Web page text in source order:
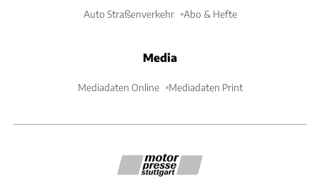
Auto Straßenverkehr Abo & Hefte
Media
Mediadaten Online Mediadaten Print